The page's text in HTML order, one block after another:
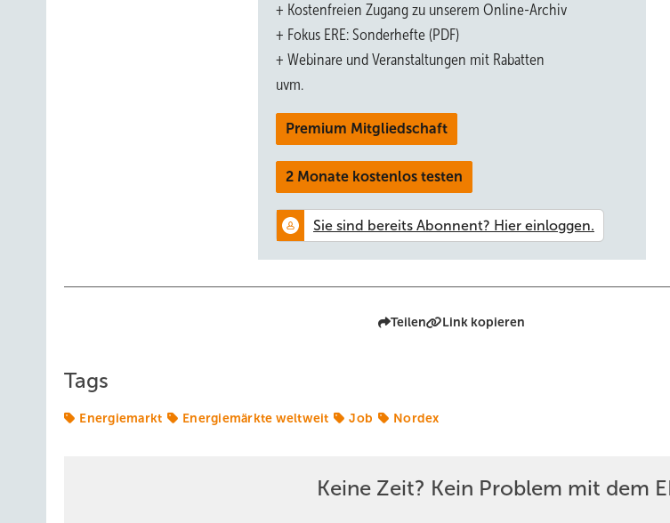
+ Kostenfreien Zugang zu unserem Online-Archiv
+ Fokus ERE: Sonderhefte (PDF)
+ Webinare und Veranstaltungen mit Rabatten
uvm.
Premium Mitgliedschaft
2 Monate kostenlos testen
Teilen Link kopieren
Tags
Energiemarkt Energiemärkte weltweit Job Nordex
Keine Zeit? Kein Problem mit dem